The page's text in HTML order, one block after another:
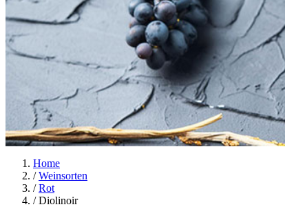
Home
/ Weinsorten
/ Rot
/ Diolinoir